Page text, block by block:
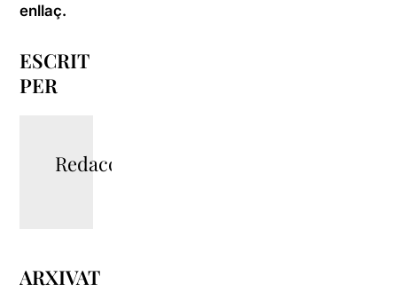
enllaç.
ESCRIT
PER
Redacció
ARXIVAT